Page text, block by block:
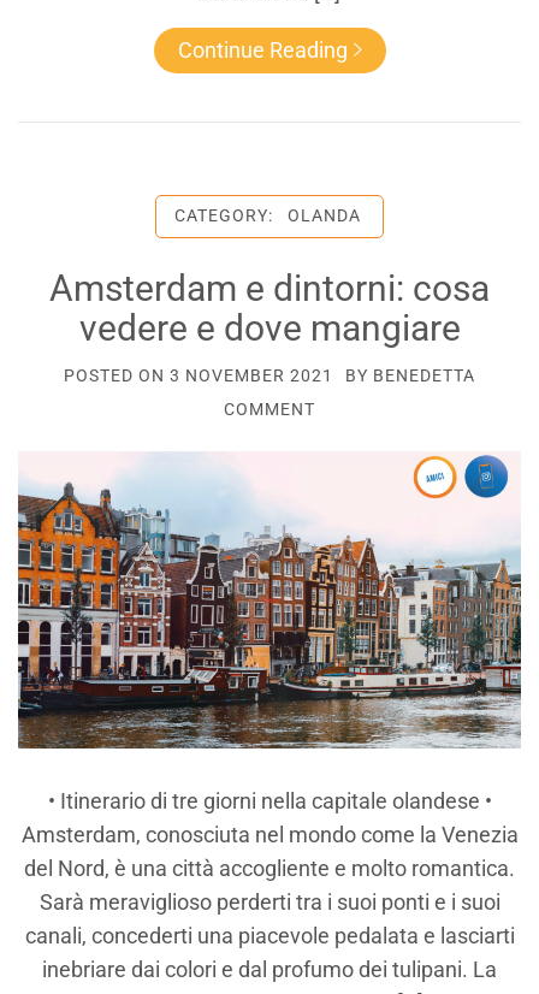
Continue Reading
CATEGORY: OLANDA
Amsterdam e dintorni: cosa
vedere e dove mangiare
POSTED ON 3 NOVEMBER 2021 BY BENEDETTA
COMMENT
• Itinerario di tre giorni nella capitale olandese •
Amsterdam, conosciuta nel mondo come la Venezia
del Nord, è una città accogliente e molto romantica.
Sarà meraviglioso perderti tra i suoi ponti e i suoi
canali, concederti una piacevole pedalata e lasciarti
inebriare dai colori e dal profumo dei tulipani. La